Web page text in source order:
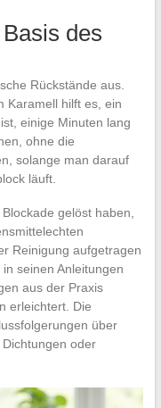
des
Rückstände aus.
Karamell hilft es, ein
einige Minuten lang
ohne die
solange man darauf
läuft.
gelöst haben,
Reinigung aufgetragen
seinen Anleitungen
aus der Praxis
erleichtert. Die
über
oder